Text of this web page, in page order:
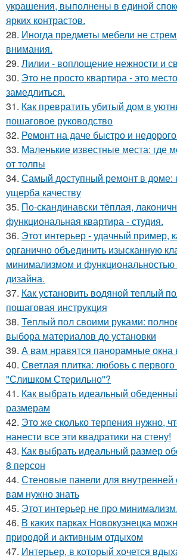
украшения, выполнены в единой
ярких контрастов.
28. Иногда предметы мебели не
внимания.
29. Лилии - воплощение нежности и
30. Это не просто квартира - это
замедлиться.
31. Как превратить убитый дом в
пошаговое руководство
32. Ремонт на даче быстро и
33. Маленькие известные места: где
от толпы
34. Самый доступный ремонт в доме:
ущерба качеству
35. По-скандинавски тёплая,
функциональная квартира - студия.
36. Этот интерьер - удачный пример,
органично объединить изысканную
минимализмом и функциональностью
дизайна.
37. Как установить водяной теплый
пошаговая инструкция
38. Теплый пол своими руками:
выбора материалов до установки
39. А вам нравятся панорамные окна
40. Светлая плитка: любовь с первого
"Слишком Стерильно"?
41. Как выбрать идеальный
размерам
42. Это же сколько терпения нужно,
нанести все эти квадратики на стену!
43. Как выбрать идеальный размер
8 персон
44. Стеновые панели для внутренней
вам нужно знать
45. Этот интерьер не про минимализм.
46. В каких парках Новокузнецка
природой и активным отдыхом
47. Интерьер, в который хочется